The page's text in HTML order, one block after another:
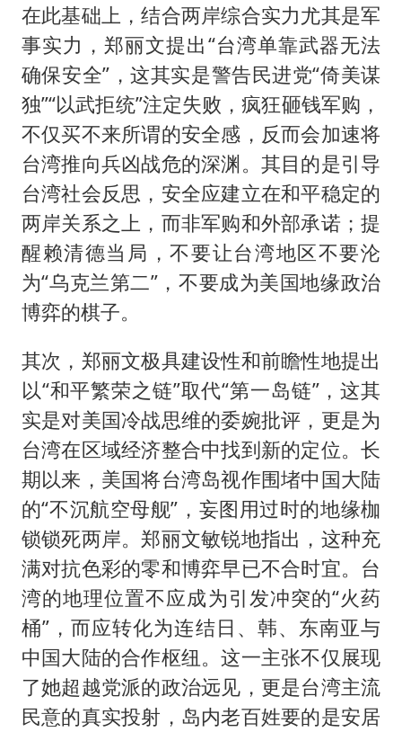
在此基础上，结合两岸综合实力尤其是军
事实力，郑丽文提出“台湾单靠武器无法
确保安全”，这其实是警告民进党“倚美谋
独”“以武拒统”注定失败，疯狂砸钱军购，
不仅买不来所谓的安全感，反而会加速将
台湾推向兵凶战危的深渊。其目的是引导
台湾社会反思，安全应建立在和平稳定的
两岸关系之上，而非军购和外部承诺；提
醒赖清德当局，不要让台湾地区不要沦
为“乌克兰第二”，不要成为美国地缘政治
博弈的棋子。
其次，郑丽文极具建设性和前瞻性地提出
以“和平繁荣之链”取代“第一岛链”，这其
实是对美国冷战思维的委婉批评，更是为
台湾在区域经济整合中找到新的定位。长
期以来，美国将台湾岛视作围堵中国大陆
的“不沉航空母舰”，妄图用过时的地缘枷
锁锁死两岸。郑丽文敏锐地指出，这种充
满对抗色彩的零和博弈早已不合时宜。台
湾的地理位置不应成为引发冲突的“火药
桶”，而应转化为连结日、韩、东南亚与
中国大陆的合作枢纽。这一主张不仅展现
了她超越党派的政治远见，更是台湾主流
民意的真实投射，岛内老百姓要的是安居